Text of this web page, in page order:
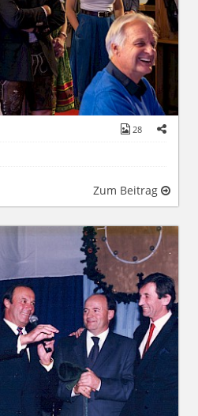
28
Zum Beitrag